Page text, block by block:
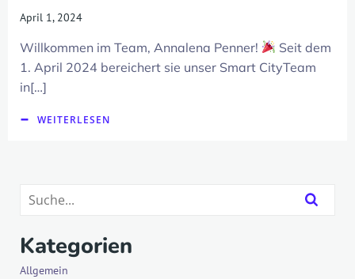
April 1, 2024
Willkommen im Team, Annalena Penner!
Seit dem
1. April 2024 bereichert sie unser Smart CityTeam
in[…]
WEITERLESEN
Kategorien
Allgemein